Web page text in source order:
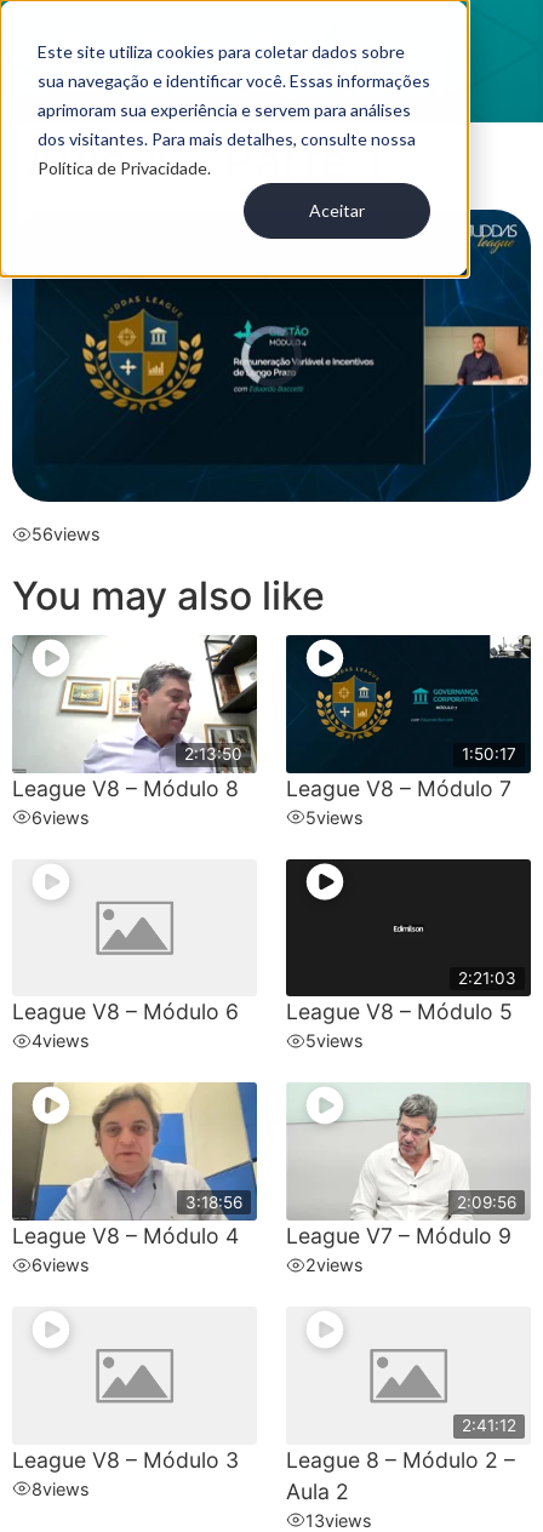
Este site utiliza cookies para coletar dados sobre
sua navegação e identificar você. Essas informações
aprimoram sua experiência e servem para análises
dos visitantes. Para mais detalhes, consulte nossa
Política de Privacidade.
Aceitar
Aula 4 – Parte 1
56views
You may also like
2:13:50
League V8 – Módulo 8
6views
1:50:17
League V8 – Módulo 7
5views
League V8 – Módulo 6
4views
2:21:03
League V8 – Módulo 5
5views
3:18:56
League V8 – Módulo 4
6views
2:09:56
League V7 – Módulo 9
2views
League V8 – Módulo 3
8views
2:41:12
League 8 – Módulo 2 –
Aula 2
13views